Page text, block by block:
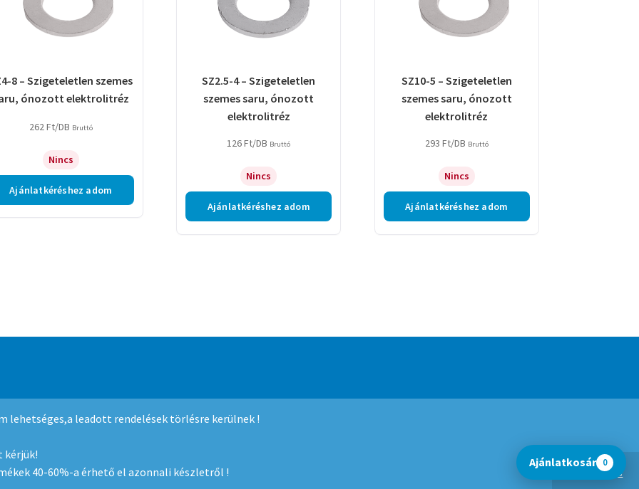
lehetséges,a leadott rendelések törlésre kerülnek !
kérjük!
40-60%-a érhető el azonnali készletről !
Bezárás
8 – Szigeteletlen szemes
ónozott elektrolitréz
262Ft/DB Bruttó
Nincs
Ajánlatkéréshez adom
SZ2.5-4 – Szigeteletlen
szemes saru, ónozott
elektrolitréz
126Ft/DB Bruttó
Nincs
Ajánlatkéréshez adom
SZ10-5 – Szigeteletlen
szemes saru, ónozott
elektrolitréz
293 Ft/DB Bruttó
Nincs
Ajánlatkéréshez adom
Ajánlatkosár 0